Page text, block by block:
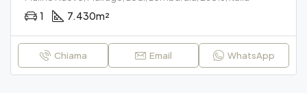
1 7.430m²
Chiama Email WhatsApp